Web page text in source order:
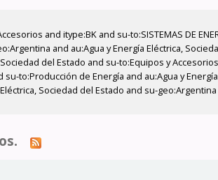
and itype:BK and su-to:SISTEMAS DE
and au:Agua y Energía Eléctrica,
del Estado and su-to:Equipos y
to:Producción de Energía and au:Agua y
Sociedad del Estado and su-